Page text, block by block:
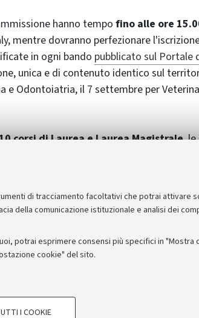
di tracciamento facoltativi che potrai attivare
della comunicazione istituzionale e analisi dei
potrai esprimere consensi più specifici in "Mostra
cookie" del sito.
COOKIE TECNICI - NECESSARI
I COOKIE
hanno tempo fino alle ore
mentre dovranno perfezionare
in ogni bando pubblicato sul Portale
unica e di contenuto identico sul
e Odontoiatria, il 7 settembre per
corsi di Laurea e Laurea Magistrale, le
appena diplomati o provenienti da
Zamboni, 33 - 40126 Bologna - PI: